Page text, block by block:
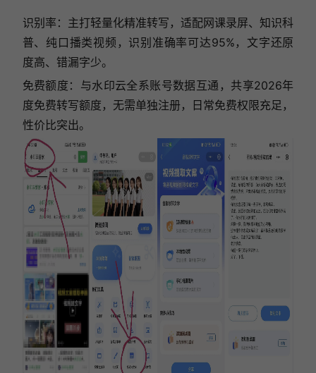
识别率：主打轻量化精准转写，适配网课录屏、知识科
普、纯口播类视频，识别准确率可达95%，文字还原
度高、错漏字少。
免费额度：与水印云全系账号数据互通，共享2026年
度免费转写额度，无需单独注册，日常免费权限充足，
性价比突出。